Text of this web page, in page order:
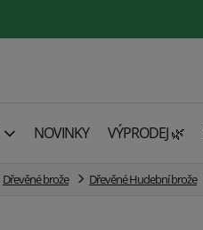
NOVINKY VÝPRODEJ 🌿
Dřevěné brože Dřevěné Hudební brože